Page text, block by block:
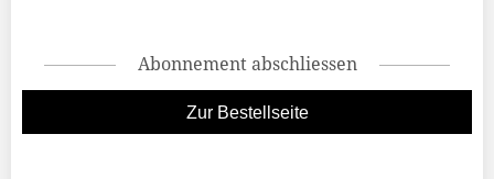
Abonnement abschliessen
Zur Bestellseite